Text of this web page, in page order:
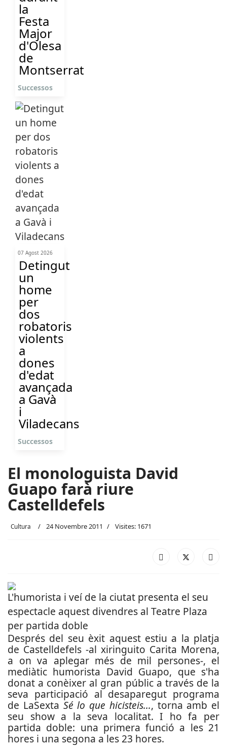
la
Festa
Major
d'Olesa
de
Montserrat
Successos
07 Agost 2026
Detingut
un
home
per
dos
robatoris
violents
a
dones
d'edat
avançada
a Gavà
i
Viladecans
Successos
El monologuista David
Guapo farà riure
Castelldefels
Cultura 24 Novembre 2011 Visites: 1671
L'humorista i veí de la ciutat presenta el seu
espectacle aquest divendres al Teatre Plaza
per partida doble
Després del seu èxit aquest estiu a la platja
de Castelldefels -al xiringuito Carita Morena,
a on va aplegar més de mil persones-, el
mediàtic humorista David Guapo, que s'ha
donat a conèixer al gran públic a través de la
seva participació al desaparegut programa
de LaSexta Sé lo que hicisteis..., torna amb el
seu show a la seva localitat. I ho fa per
partida doble: una primera funció a les 21
hores i una segona a les 23 hores.